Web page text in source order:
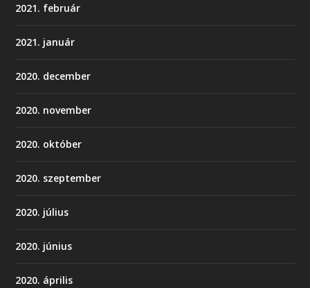
2021. február
2021. január
2020. december
2020. november
2020. október
2020. szeptember
2020. július
2020. június
2020. április